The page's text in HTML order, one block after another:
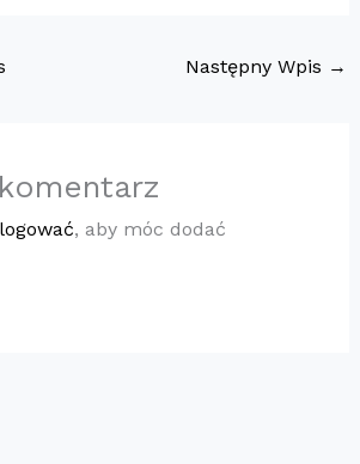
Następny Wpis →
, aby móc dodać